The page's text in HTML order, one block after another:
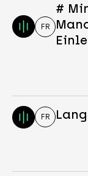
FR
#
FR